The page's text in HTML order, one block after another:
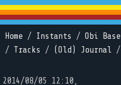
Home / Instants / Obi Base
/ Tracks / (Old) Journal /
2014/08/05 12:10,